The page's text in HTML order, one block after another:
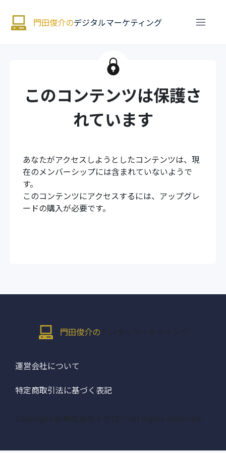
門田俊介のデジタルマーケティング
このコンテンツは保護さ
れています
あなたがアクセスしようとしたコンテンツは、現
在のメンバーシップには含まれていないようで
す。
このコンテンツにアクセスするには、アップグレ
ードの購入が必要です。
門田俊介の デジタルマーケティング
運営会社について
特定商取引法に基づく表記
Copyright © 株式会社トポロジ All Rights Reserved.